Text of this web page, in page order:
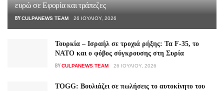
ευρώ σε Εφορία και τράπεζες
BYCULPANEWS TEAM 26 ΙΟΥΛΊΟΥ, 2026
Τουρκία – Ισραήλ σε τροχιά ρήξης: Τα F-35, το
ΝΑΤΟ και ο φόβος σύγκρουσης στη Συρία
BYCULPANEWS TEAM 26 ΙΟΥΛΊΟΥ, 2026
TOGG: Βουλιάζει σε πωλήσεις το αυτοκίνητο του